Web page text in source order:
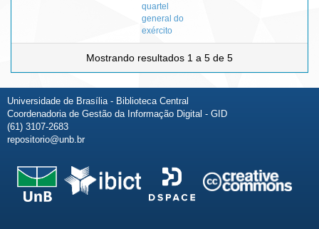
quartel
general do
exército
Mostrando resultados 1 a 5 de 5
Universidade de Brasília - Biblioteca Central
Coordenadoria de Gestão da Informação Digital - GID
(61) 3107-2683
repositorio@unb.br